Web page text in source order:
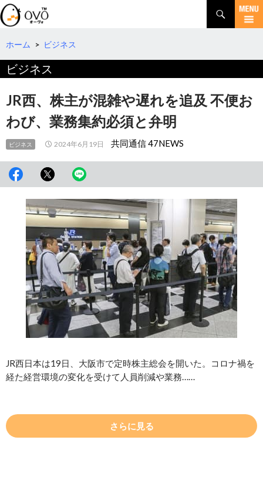
検
索
コ
テ
へ
動
ホーム > ビジネス
ビジネス
JR西、株主が混雑や遅れを追及 不便お
わび、業務集約必須と弁明
ビジネス 2024年6月19日 共同通信 47NEWS
JR西日本は19日、大阪市で定時株主総会を開いた。コロナ禍を
経た経営環境の変化を受けて人員削減や業務……
さらに見る